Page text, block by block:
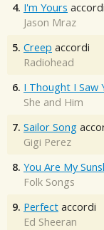
4. I'm Yours accordi
Jason Mraz
5. Creep accordi
Radiohead
6. I Thought I Saw
She and Him
7. Sailor Song
Gigi Perez
8. You Are My
Folk Songs
9. Perfect accordi
Ed Sheeran